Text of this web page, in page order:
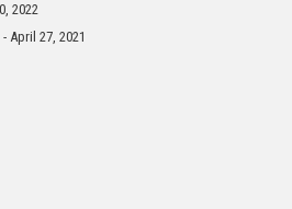
2022
April 27, 2021